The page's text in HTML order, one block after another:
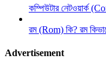
কম্পিউটার নেটওয়ার্ক
রম (Rom) কি? রম
Advertisement